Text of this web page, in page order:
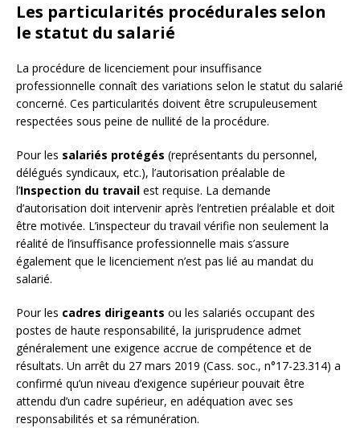
Les particularités procédurales selon
le statut du salarié
La procédure de licenciement pour insuffisance
professionnelle connaît des variations selon le statut du salarié
concerné. Ces particularités doivent être scrupuleusement
respectées sous peine de nullité de la procédure.
Pour les salariés protégés (représentants du personnel,
délégués syndicaux, etc.), l’autorisation préalable de
l’Inspection du travail est requise. La demande
d’autorisation doit intervenir après l’entretien préalable et doit
être motivée. L’inspecteur du travail vérifie non seulement la
réalité de l’insuffisance professionnelle mais s’assure
également que le licenciement n’est pas lié au mandat du
salarié.
Pour les cadres dirigeants ou les salariés occupant des
postes de haute responsabilité, la jurisprudence admet
généralement une exigence accrue de compétence et de
résultats. Un arrêt du 27 mars 2019 (Cass. soc., n°17-23.314) a
confirmé qu’un niveau d’exigence supérieur pouvait être
attendu d’un cadre supérieur, en adéquation avec ses
responsabilités et sa rémunération.